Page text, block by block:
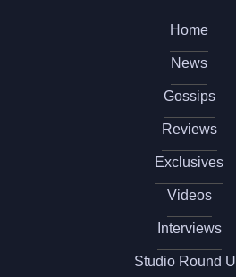
Home
News
Gossips
Reviews
Exclusives
Videos
Interviews
Studio Round